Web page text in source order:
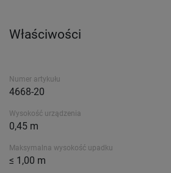
Właściwości
Numer artykułu
4668-20
Wysokość urządzenia
0,45 m
Maksymalna wysokość upadku
≤ 1,00 m